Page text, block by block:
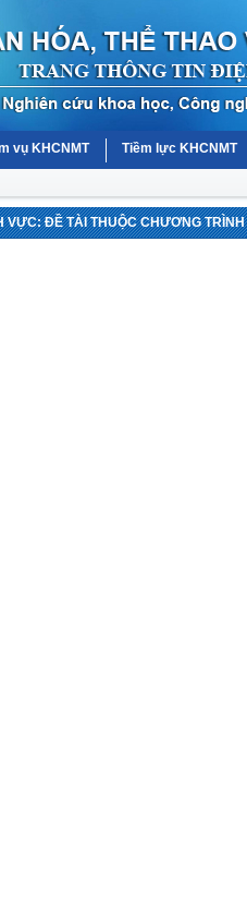
vụ KHCNMT Tiềm lực KHCNMT
VỰC: ĐỀ TÀI THUỘC CHƯƠNG